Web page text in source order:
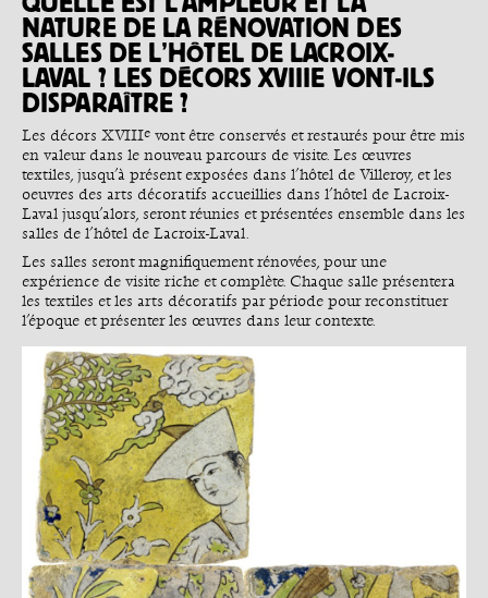
NATURE DE LA RÉNOVATION DES
SALLES DE L’HÔTEL DE LACROIX-
LAVAL ? LES DÉCORS XVIIIE VONT-ILS
DISPARAÎTRE ?
Les décors XVIIIe vont être conservés et restaurés pour être mis
en valeur dans le nouveau parcours de visite. Les œuvres
textiles, jusqu’à présent exposées dans l’hôtel de Villeroy, et les
oeuvres des arts décoratifs accueillies dans l’hôtel de Lacroix-
Laval jusqu’alors, seront réunies et présentées ensemble dans les
salles de l’hôtel de Lacroix-Laval.
Les salles seront magnifiquement rénovées, pour une
expérience de visite riche et complète. Chaque salle présentera
les textiles et les arts décoratifs par période pour reconstituer
l’époque et présenter les œuvres dans leur contexte.